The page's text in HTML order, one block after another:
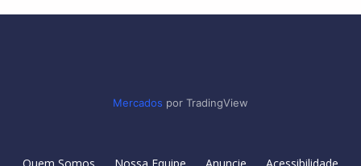
Mercados por TradingView